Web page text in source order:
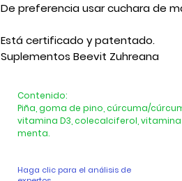
De preferencia usar cuchara de
Está certificado y patentado.
Suplementos Beevit Zuhreana
Contenido:
Piña, goma de pino, cúrcuma/
vitamina D3, colecalciferol,
menta.
Haga clic para el análisis de